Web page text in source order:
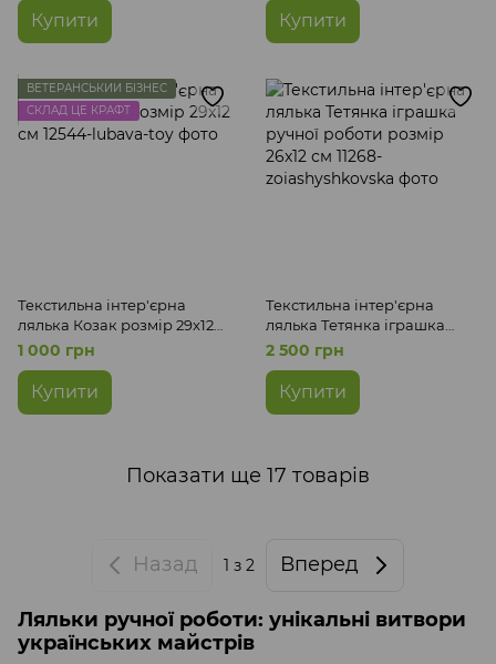
Купити Купити
ВЕТЕРАНСЬКИЙ БІЗНЕС
СКЛАД ЦЕ КРАФТ
Текстильна інтер'єрна
лялька Козак розмір 29x12
см
1 000 грн
Купити
Текстильна інтер'єрна
лялька Тетянка іграшка
ручної роботи розмір 26x12
2 500 грн
Купити
Показати ще 17 товарів
Назад 1 з 2 Вперед
Ляльки ручної роботи: унікальні витвори
українських майстрів